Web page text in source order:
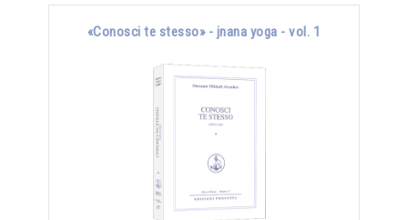
«Conosci te stesso» - jnana yoga - vol. 1